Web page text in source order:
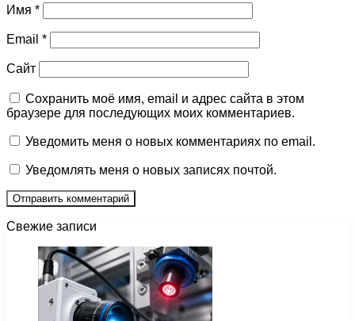
Имя *
Email *
Сайт
Сохранить моё имя, email и адрес сайта в этом
браузере для последующих моих комментариев.
Уведомить меня о новых комментариях по email.
Уведомлять меня о новых записях почтой.
Свежие записи